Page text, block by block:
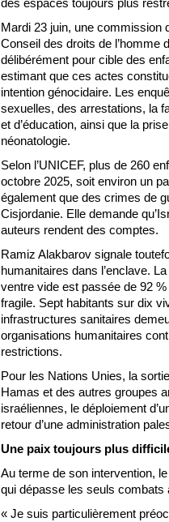
des espaces toujours plus
Mardi 23 juin, une commission
Conseil des droits de l’homme
délibérément pour cible des
estimant que ces actes
intention génocidaire. Les
sexuelles, des arrestations, la
et d’éducation, ainsi que la
néonatologie.
Selon l’UNICEF, plus de 260
octobre 2025, soit environ un
également que des crimes de
Cisjordanie. Elle demande
auteurs rendent des comptes.
Ramiz Alakbarov signale
humanitaires dans l’enclave.
ventre vide est passée de 92
fragile. Sept habitants sur dix
infrastructures sanitaires
organisations humanitaires
restrictions.
Pour les Nations Unies, la
Hamas et des autres groupes
israéliennes, le déploiement
retour d’une administration
Une paix toujours plus
Au terme de son intervention,
qui dépasse les seuls combats
« Je suis particulièrement